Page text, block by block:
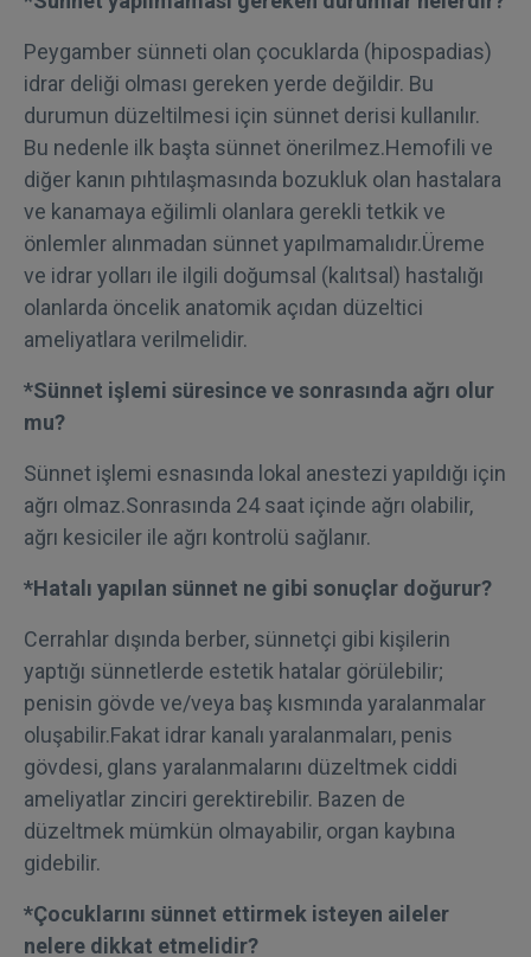
Peygamber sünneti olan çocuklarda (hipospadias)
idrar deliği olması gereken yerde değildir. Bu
durumun düzeltilmesi için sünnet derisi kullanılır.
Bu nedenle ilk başta sünnet önerilmez.Hemofili ve
diğer kanın pıhtılaşmasında bozukluk olan hastalara
ve kanamaya eğilimli olanlara gerekli tetkik ve
önlemler alınmadan sünnet yapılmamalıdır.Üreme
ve idrar yolları ile ilgili doğumsal (kalıtsal) hastalığı
olanlarda öncelik anatomik açıdan düzeltici
ameliyatlara verilmelidir.
*Sünnet işlemi süresince ve sonrasında ağrı olur
mu?
Sünnet işlemi esnasında lokal anestezi yapıldığı için
ağrı olmaz.Sonrasında 24 saat içinde ağrı olabilir,
ağrı kesiciler ile ağrı kontrolü sağlanır.
*Hatalı yapılan sünnet ne gibi sonuçlar doğurur?
Cerrahlar dışında berber, sünnetçi gibi kişilerin
yaptığı sünnetlerde estetik hatalar görülebilir;
penisin gövde ve/veya baş kısmında yaralanmalar
oluşabilir.Fakat idrar kanalı yaralanmaları, penis
gövdesi, glans yaralanmalarını düzeltmek ciddi
ameliyatlar zinciri gerektirebilir. Bazen de
düzeltmek mümkün olmayabilir, organ kaybına
gidebilir.
*Çocuklarını sünnet ettirmek isteyen aileler
nelere dikkat etmelidir?